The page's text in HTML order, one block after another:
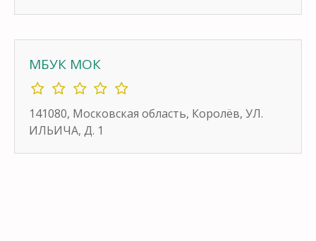
МБУК МОК
141080, Московская область, Королёв, УЛ.
ИЛЬИЧА, Д. 1